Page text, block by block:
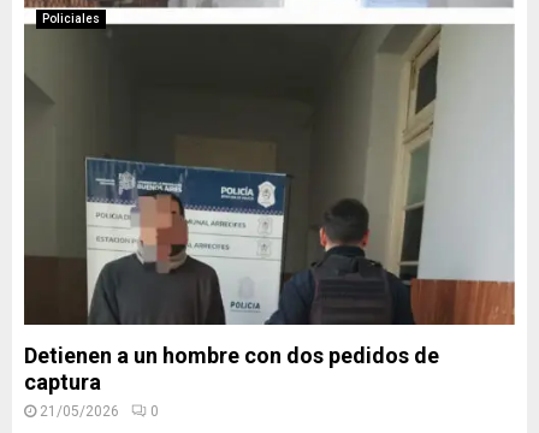
Policiales
Detienen a un hombre con dos pedidos de
captura
21/05/2026 0